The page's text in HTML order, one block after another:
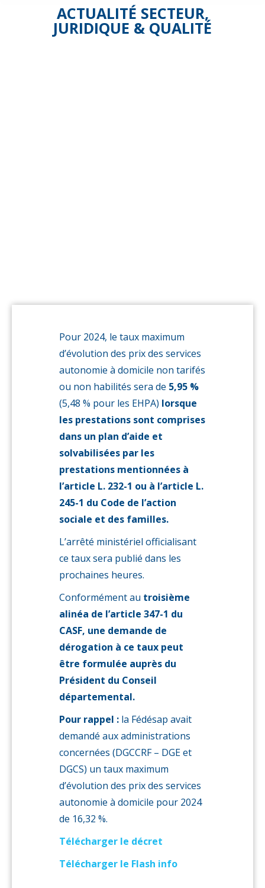
ACTUALITÉ SECTEUR,
JURIDIQUE & QUALITÉ
pour
2024
Pour 2024, le taux maximum
d’évolution des prix des services
autonomie à domicile non tarifés
ou non habilités sera de 5,95 %
(5,48 % pour les EHPA) lorsque
les prestations sont comprises
dans un plan d’aide et
solvabilisées par les
prestations mentionnées à
l’article L. 232-1 ou à l’article L.
245-1 du Code de l’action
sociale et des familles.
L’arrêté ministériel officialisant
ce taux sera publié dans les
prochaines heures.
Conformément au troisième
alinéa de l’article 347-1 du
CASF, une demande de
dérogation à ce taux peut
être formulée auprès du
Président du Conseil
départemental.
Pour rappel : la Fédésap avait
demandé aux administrations
concernées (DGCCRF – DGE et
DGCS) un taux maximum
d’évolution des prix des services
autonomie à domicile pour 2024
de 16,32 %.
Télécharger le décret
Télécharger le Flash info